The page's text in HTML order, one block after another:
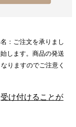
：ご注文を承りまし
します。商品の発送
りますのでご注意く
受け付けることが